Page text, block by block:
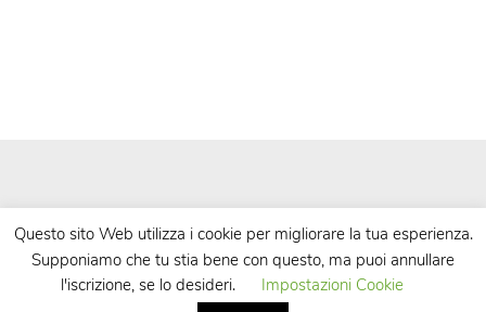
| Powered byWordPress| Theme byTheBootstrapThemes
Questo sito Web utilizza i cookie per migliorare la tua esperienza.
Supponiamo che tu stia bene con questo, ma puoi annullare
l'iscrizione, se lo desideri.
Impostazioni Cookie